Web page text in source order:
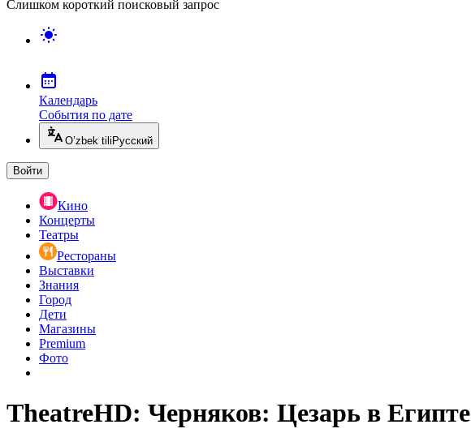
Слишком короткий поисковый запрос
Календарь
События по дате
O’zbek tili Русский
Войти
Кино
Концерты
Театры
Рестораны
Выставки
Знания
Город
Дети
Магазины
Premium
Фото
TheatreHD: Черняков: Цезарь в Египте